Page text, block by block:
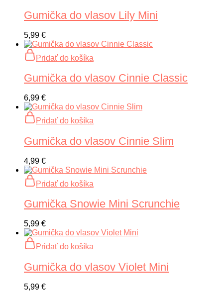
Gumička do vlasov Lily Mini
5,99 €
Pridať do košíka
Gumička do vlasov Cinnie Classic
6,99 €
Pridať do košíka
Gumička do vlasov Cinnie Slim
4,99 €
Pridať do košíka
Gumička Snowie Mini Scrunchie
5,99 €
Pridať do košíka
Gumička do vlasov Violet Mini
5,99 €